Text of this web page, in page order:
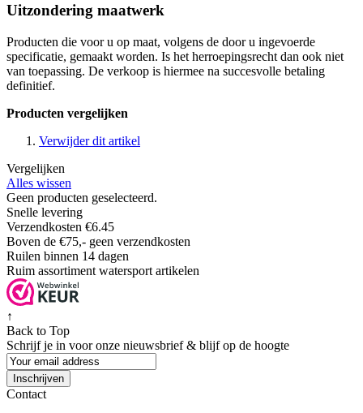
Uitzondering maatwerk
Producten die voor u op maat, volgens de door u ingevoerde
specificatie, gemaakt worden. Is het herroepingsrecht dan ook niet
van toepassing. De verkoop is hiermee na succesvolle betaling
definitief.
Producten vergelijken
Verwijder dit artikel
Vergelijken
Alles wissen
Geen producten geselecteerd.
Snelle levering
Verzendkosten €6.45
Boven de €75,- geen verzendkosten
Ruilen binnen 14 dagen
Ruim assortiment watersport artikelen
↑
Back to Top
Schrijf je in voor onze nieuwsbrief & blijf op de hoogte
Inschrijven
Contact